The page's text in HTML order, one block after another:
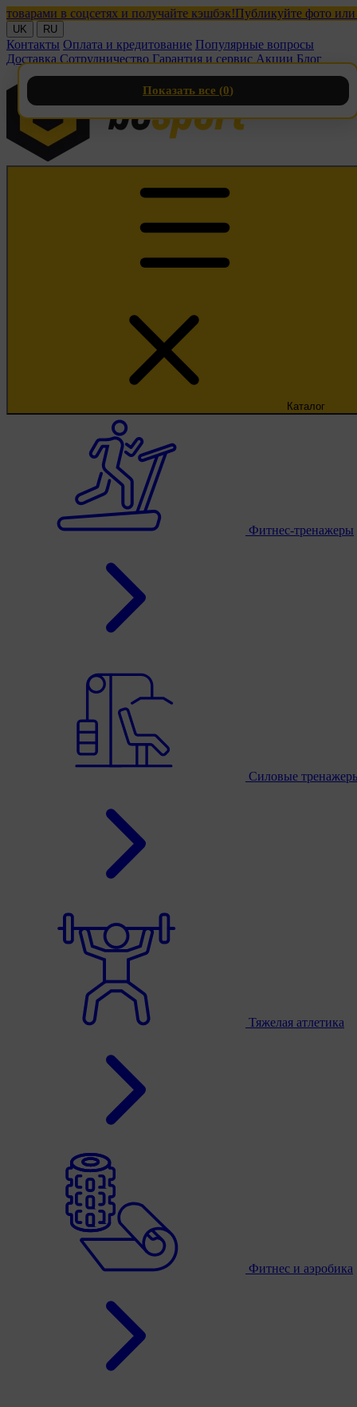
в соцсетях и получайте кэшбэк!Публикуйте фото или
UK RU
Контакты Оплата и кредитование Популярные вопросы
Доставка Сотрудничество Гарантия и сервис Акции Блог
Каталог
Фитнес-тренажеры
Силовые
Тяжелая атлетика
Фитнес и аэробика
Показать все (0)